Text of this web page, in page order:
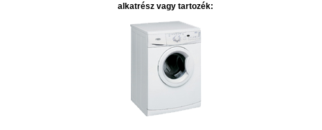
alkatrész vagy tartozék: